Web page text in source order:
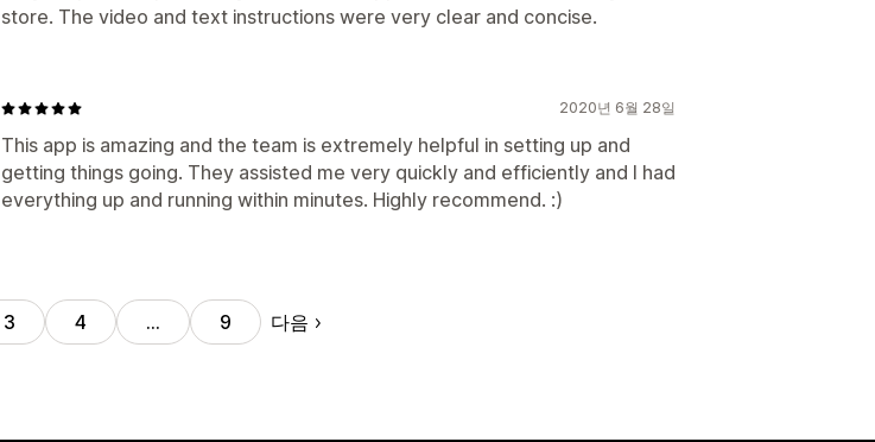
store. The video and text instructions were very clear and concise.
2020년 6월 28일
This app is amazing and the team is extremely helpful in setting up and
getting things going. They assisted me very quickly and efficiently and I had
everything up and running within minutes. Highly recommend. :)
3 4 … 9 다음